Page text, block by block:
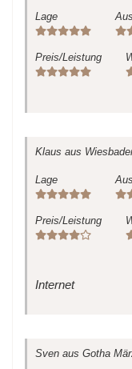
Lage
Preis/Leistung
Klaus aus
Lage
Preis/Leistung
Internet
Sven aus Gotha